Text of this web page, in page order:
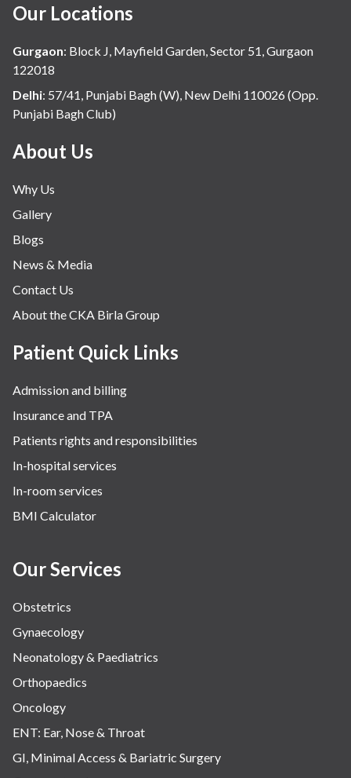
Our Locations
Gurgaon: Block J, Mayfield Garden, Sector 51, Gurgaon
122018
Delhi: 57/41, Punjabi Bagh (W), New Delhi 110026 (Opp.
Punjabi Bagh Club)
About Us
Why Us
Gallery
Blogs
News & Media
Contact Us
About the CKA Birla Group
Patient Quick Links
Admission and billing
Insurance and TPA
Patients rights and responsibilities
In-hospital services
In-room services
BMI Calculator
Our Services
Obstetrics
Gynaecology
Neonatology & Paediatrics
Orthopaedics
Oncology
ENT: Ear, Nose & Throat
GI, Minimal Access & Bariatric Surgery